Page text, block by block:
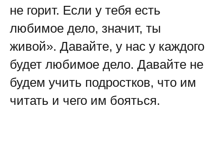
не горит. Если у тебя есть
любимое дело, значит, ты
живой». Давайте, у нас у каждого
будет любимое дело. Давайте не
будем учить подростков, что им
читать и чего им бояться.